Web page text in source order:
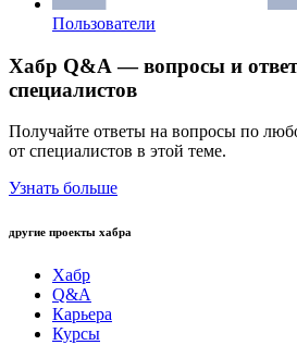
Пользователи
Хабр Q&A — вопросы и
специалистов
Получайте ответы на вопросы по
от специалистов в этой теме.
Узнать больше
другие проекты хабра
Хабр
Q&A
Карьера
Курсы